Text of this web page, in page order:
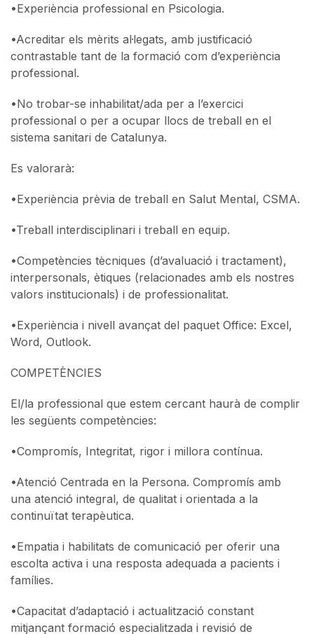
•Experiència professional en Psicologia.
•Acreditar els mèrits al·legats, amb justificació
contrastable tant de la formació com d’experiència
professional.
•No trobar-se inhabilitat/ada per a l’exercici
professional o per a ocupar llocs de treball en el
sistema sanitari de Catalunya.
Es valorarà:
•Experiència prèvia de treball en Salut Mental, CSMA.
•Treball interdisciplinari i treball en equip.
•Competències tècniques (d’avaluació i tractament),
interpersonals, ètiques (relacionades amb els nostres
valors institucionals) i de professionalitat.
•Experiència i nivell avançat del paquet Office: Excel,
Word, Outlook.
COMPETÈNCIES
El/la professional que estem cercant haurà de complir
les següents competències:
•Compromís, Integritat, rigor i millora contínua.
•Atenció Centrada en la Persona. Compromís amb
una atenció integral, de qualitat i orientada a la
continuïtat terapèutica.
•Empatia i habilitats de comunicació per oferir una
escolta activa i una resposta adequada a pacients i
famílies.
•Capacitat d’adaptació i actualització constant
mitjançant formació especialitzada i revisió de